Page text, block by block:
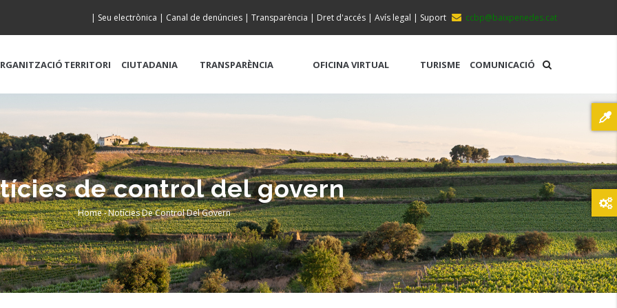
ccbp@baixpenedes.cat
| Seu electrònica | Canal de denúncies | Transparència | Dret d'accés | Avís legal | Suport
TERRITORI CIUTADANIA TRANSPARÈNCIA OFICINA VIRTUAL TURISME COMUNICACIÓ
de control del govern
Breadcrumb
Home-Notícies De Control Del Govern